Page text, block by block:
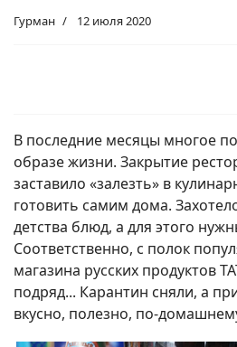
Гурман 12 июля 2020
В последние месяцы многое
образе жизни. Закрытие
заставило «залезть» в
готовить самим дома.
детства блюд, а для этого
Соответственно, с полок
магазина русских продуктов
подряд... Карантин сняли, а
вкусно, полезно, по-